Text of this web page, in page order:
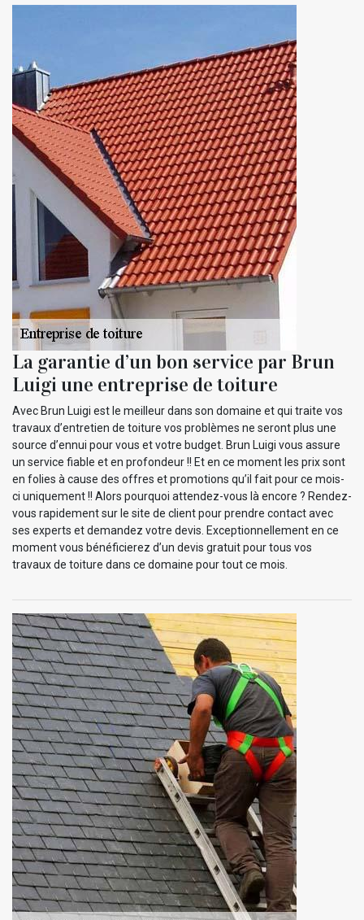
La garantie d’un bon service par Brun
Luigi une entreprise de toiture
Avec Brun Luigi est le meilleur dans son domaine et qui traite vos
travaux d’entretien de toiture vos problèmes ne seront plus une
source d’ennui pour vous et votre budget. Brun Luigi vous assure
un service fiable et en profondeur !! Et en ce moment les prix sont
en folies à cause des offres et promotions qu’il fait pour ce mois-
ci uniquement !! Alors pourquoi attendez-vous là encore ? Rendez-
vous rapidement sur le site de client pour prendre contact avec
ses experts et demandez votre devis. Exceptionnellement en ce
moment vous bénéficierez d’un devis gratuit pour tous vos
travaux de toiture dans ce domaine pour tout ce mois.